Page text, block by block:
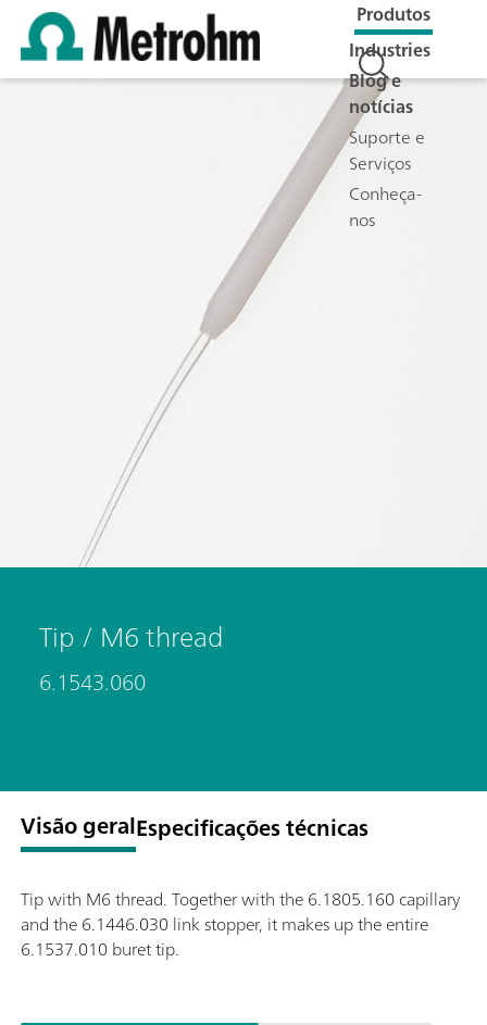
Produtos
Industries
Blog e
notícias
Suporte e
Serviços
Conheça-
nos
Tip / M6 thread
6.1543.060
Visão geralEspecificações técnicas
Tip with M6 thread. Together with the 6.1805.160 capillary
and the 6.1446.030 link stopper, it makes up the entire
6.1537.010 buret tip.